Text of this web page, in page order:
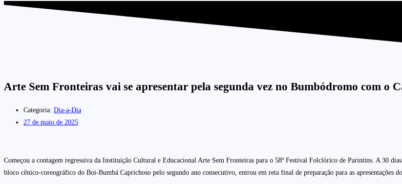
Arte Sem Fronteiras vai se apresentar pela segunda vez no Bumbódromo com o
Categoria: Dia-a-Dia
27 de maio de 2025
Começou a contagem regressiva da Instituição Cultural e Educacional Arte Sem Fronteiras para o 58º Festival Folclórico de Parintins. A 30
bloco cênico-coreográfico do Boi-Bumbá Caprichoso pelo segundo ano consecutivo, entrou em reta final de preparação para as apresentações